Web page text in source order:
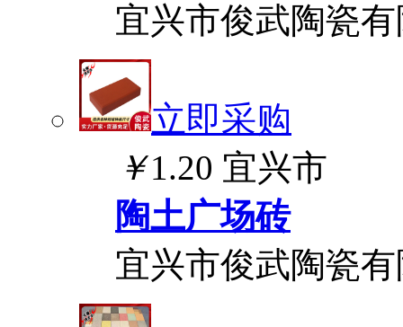
宜兴市俊武陶瓷
立即采购
￥1.20 宜兴市
陶土广场砖
宜兴市俊武陶瓷